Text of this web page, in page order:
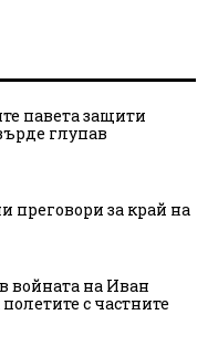
павета защити
глупав
преговори за край на
войната на Иван
с частните